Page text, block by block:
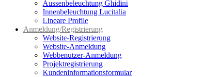
Aussenbeleuchtung Ghidini
Innenbeleuchtung Lucitalia
Lineare Profile
Anmeldung/Registrierung
Website-Registrierung
Website-Anmeldung
Webbenutzer-Anmeldung
Projektregistrierung
Kundeninformationsformular